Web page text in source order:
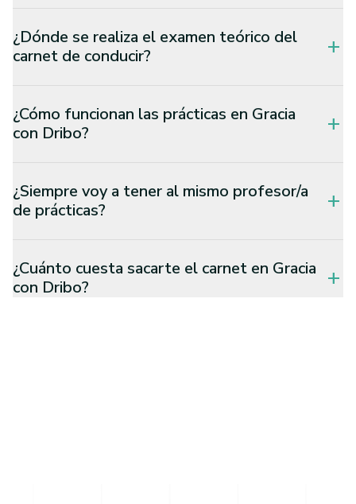
¿Dónde se realiza el examen teórico del
carnet de conducir?
add
¿Cómo funcionan las prácticas en Gracia
con Dribo?
add
¿Siempre voy a tener al mismo profesor/a
de prácticas?
add
¿Cuánto cuesta sacarte el carnet en Gracia
con Dribo?
add